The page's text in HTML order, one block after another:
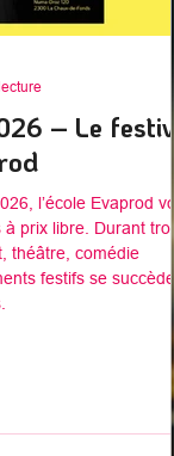
– Le
l’école Evaprod
prix libre. Durant trois
théâtre, comédie
festifs se